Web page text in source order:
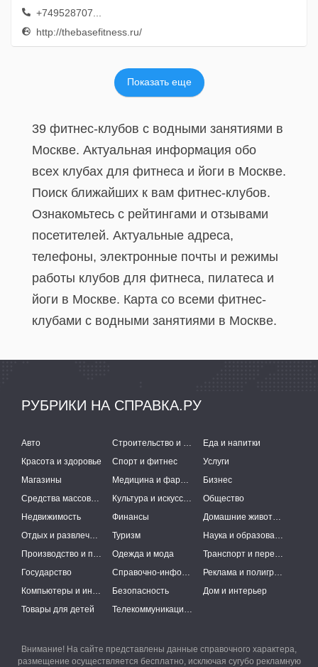
+749528707...
http://thebasefitness.ru/
Показать еще
39 фитнес-клубов c водными занятиями в
Москве. Актуальная информация обо
всех клубах для фитнеса и йоги в Москве.
Поиск ближайших к вам фитнес-клубов.
Ознакомьтесь с рейтингами и отзывами
посетителей. Актуальные адреса,
телефоны, электронные почты и режимы
работы клубов для фитнеса, пилатеса и
йоги в Москве. Карта со всеми фитнес-
клубами c водными занятиями в Москве.
РУБРИКИ НА СПРАВКА.РУ
Авто Строительство и ремонт
Еда и напитки
Красота и здоровье
Спорт и фитнес
Услуги
Магазины
Медицина и фармацевтика
Бизнес
Средства массовой информации
Культура и искусство
Общество
Недвижимость
Финансы
Домашние животные
Отдых и развлечения
Туризм
Наука и образование
Производство и поставки
Одежда и мода
Транспорт и перевозки
Государство
Справочно-информационные системы
Реклама и полиграфия
Компьютеры и интернет
Безопасность
Дом и интерьер
Товары для детей
Телекоммуникации и связь
Внимание! На сайте представлены данные справочного характера,
размещение осуществляется бесплатно, исключая сугубо рекламную